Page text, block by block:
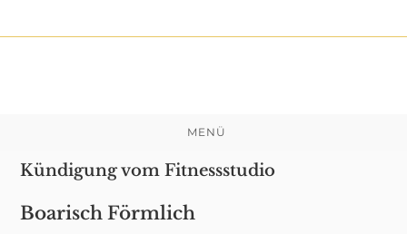
Inhalt
MENÜ
Kündigung vom Fitnessstudio
Boarisch Förmlich